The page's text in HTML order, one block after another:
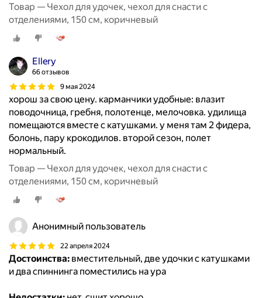
Товар — Чехол для удочек, чехол для снасти с
отделениями, 150 см, коричневый
Ellery
66 отзывов
9 мая 2024
хорош за свою цену. карманчики удобные: влазит
поводочница, гребня, полотенце, мелочовка. удилища
помещаются вместе с катушками. у меня там 2 фидера,
болонь, пару крокодилов. второй сезон, полет
нормальный.
Товар — Чехол для удочек, чехол для снасти с
отделениями, 150 см, коричневый
Анонимный пользователь
22 апреля 2024
Достоинства: вместительный, две удочки с катушками
и два спиннинга поместились на ура